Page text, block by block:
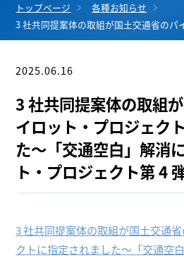
トップページ
各種お知らせ
3 社共同提案体の取組が国土交通省のパ
2025.06.16
3 社共同提案体の取組
イロット・プロジェク
た～「交通空白」解消
ト・プロジェクト第 4
3 社共同提案体の取組が国土交通
クトに指定されました～「交通空